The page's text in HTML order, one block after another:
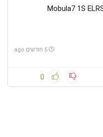
5 חודשים ago
0